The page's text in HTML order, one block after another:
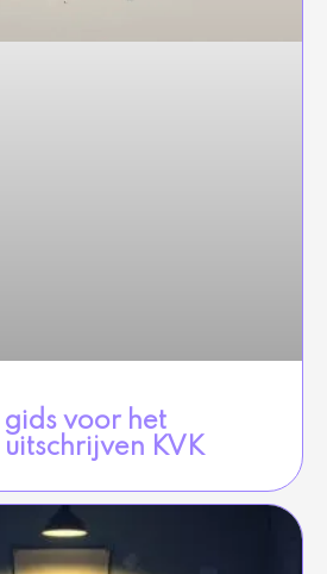
voor het
KVK